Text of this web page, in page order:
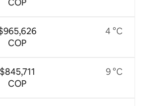
COP
COP
$845,711
COP
4 °C
9 °C